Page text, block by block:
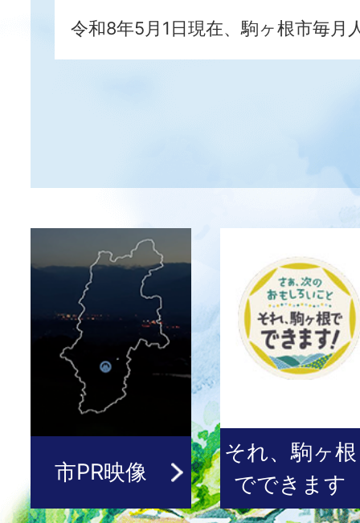
年8月分）
2026年07月28日
イベント
市民体力測定を開催します
日）】
2026年07月28日
お知らせ
当日投票所の閉鎖時間を1時
2026年07月27日
お知らせ
8月27日に昭和伊南総合病院
2026年07月26日
お知らせ
令和8年5月1日現在、駒ヶ根市毎月
市PR映像
それ、駒ヶ根
でできます